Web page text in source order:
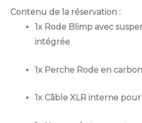
Contenu de la réservation :
1x Rode Blimp avec
intégrée
1x Perche Rode en
1x Câble XLR interne